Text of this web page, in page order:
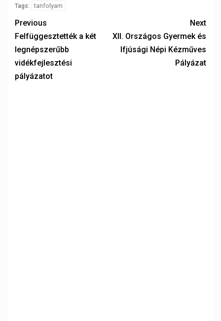
Tags: tanfolyam
Previous
Felfüggesztették a két
legnépszerűbb
vidékfejlesztési
pályázatot
Next
XII. Országos Gyermek és
Ifjúsági Népi Kézműves
Pályázat